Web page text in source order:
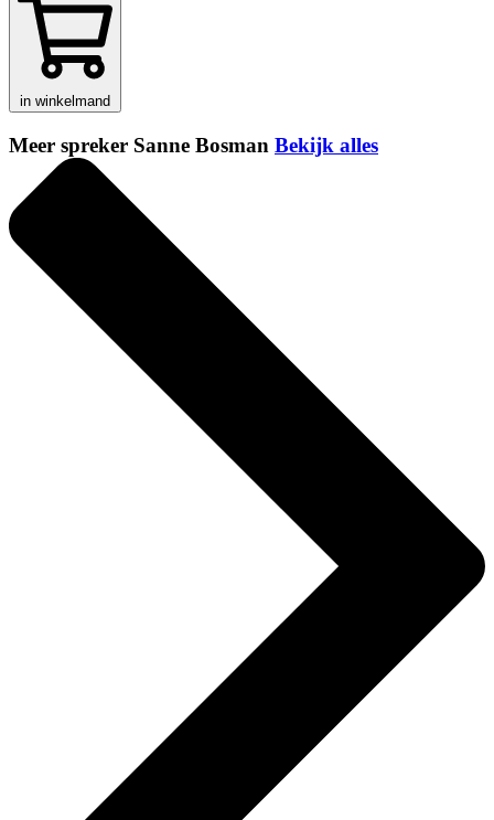
in winkelmand
Meer spreker Sanne Bosman Bekijk alles